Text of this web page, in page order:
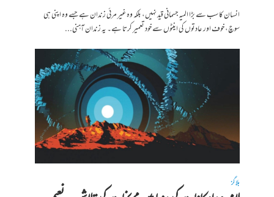
انسان کا سب سے بڑا المیہ جسمانی قید نہیں، بلکہ وہ غیر مرئی زندان ہے جسے وہ اپنی ہی
سوچ، خوف اور عادتوں کی اینٹوں سے خود تعمیر کرتا ہے۔ یہ زندان آہنی...
بلاگز